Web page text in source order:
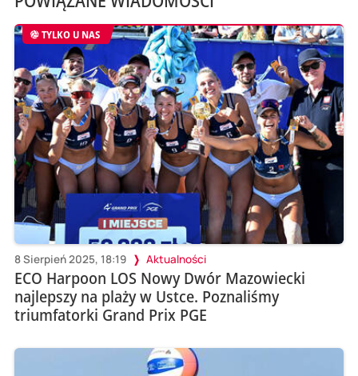
TYLKO U NAS
8 Sierpień 2025, 18:19 Aktualności
ECO Harpoon LOS Nowy Dwór Mazowiecki
najlepszy na plaży w Ustce. Poznaliśmy
triumfatorki Grand Prix PGE